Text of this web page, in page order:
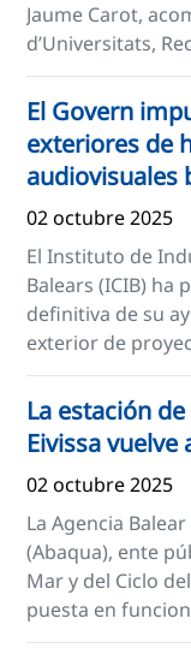
Jaume Carot,
d’Universitats,
El Govern
exteriores de
audiovisuales
02 octubre 2025
El Instituto de
Balears (ICIB) ha
definitiva de su
exterior de
La estación
Eivissa
02 octubre 2025
La Agencia
(Abaqua), ente
Mar y del Ciclo
puesta en